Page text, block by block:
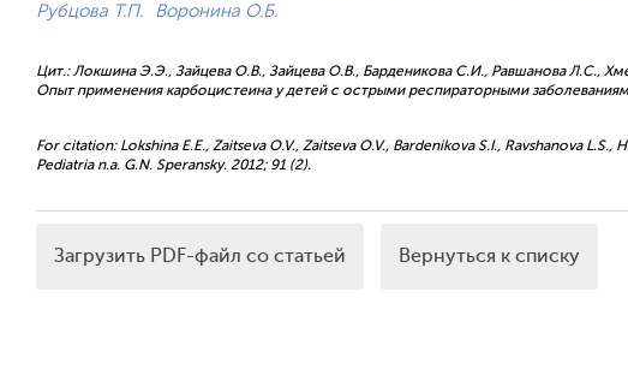
Рубцова Т.П.
Воронина О.Б.
Цит.: Локшина Э.Э., Зайцева О.В., Зайцева О.В., Барденикова С.И., Равшанова Л.С.,
Опыт применения карбоцистеина у детей с острыми респираторными
For citation: Lokshina E.E., Zaitseva O.V., Zaitseva O.V., Bardenikova S.I., Ravshanova
Pediatria n.a. G.N. Speransky. 2012; 91 (2).
Загрузить PDF-файл со статьей Вернуться к списку